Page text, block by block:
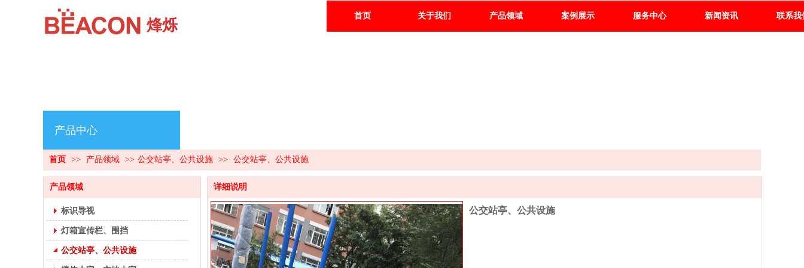
烽烁
首页 关于我们 产品领域 案例展示 服务中心 新闻资讯 联系我
产品中心
首页 >> 产品领域 >> 公交站亭、公共设施 >> 公交站亭、公共设施
产品领域
标识导视
灯箱宣传栏、围挡
公交站亭、公共设施
详细说明
公交站亭、公共设施